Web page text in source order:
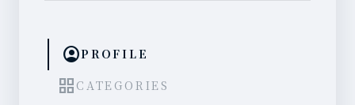
account_circlePROFILE
grid_view CATEGORIES